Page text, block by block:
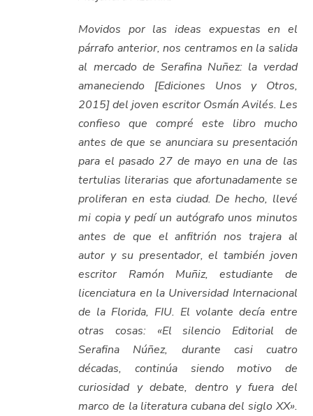
Movidos por las ideas expuestas en el
párrafo anterior, nos centramos en la salida
al mercado de Serafina Nuñez: la verdad
amaneciendo [Ediciones Unos y Otros,
2015] del joven escritor Osmán Avilés. Les
confieso que compré este libro mucho
antes de que se anunciara su presentación
para el pasado 27 de mayo en una de las
tertulias literarias que afortunadamente se
proliferan en esta ciudad. De hecho, llevé
mi copia y pedí un autógrafo unos minutos
antes de que el anfitrión nos trajera al
autor y su presentador, el también joven
escritor Ramón Muñiz, estudiante de
licenciatura en la Universidad Internacional
de la Florida, FIU. El volante decía entre
otras cosas: «El silencio Editorial de
Serafina Núñez, durante casi cuatro
décadas, continúa siendo motivo de
curiosidad y debate, dentro y fuera del
marco de la literatura cubana del siglo XX».